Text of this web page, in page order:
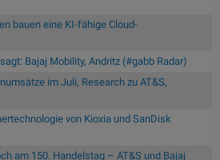
bauen eine KI-fähige Cloud-
Bajaj Mobility, Andritz (#gabb Radar)
im Juli, Research zu AT&S,
von Kioxia und SanDisk
am 150. Handelstag – AT&S und Bajaj